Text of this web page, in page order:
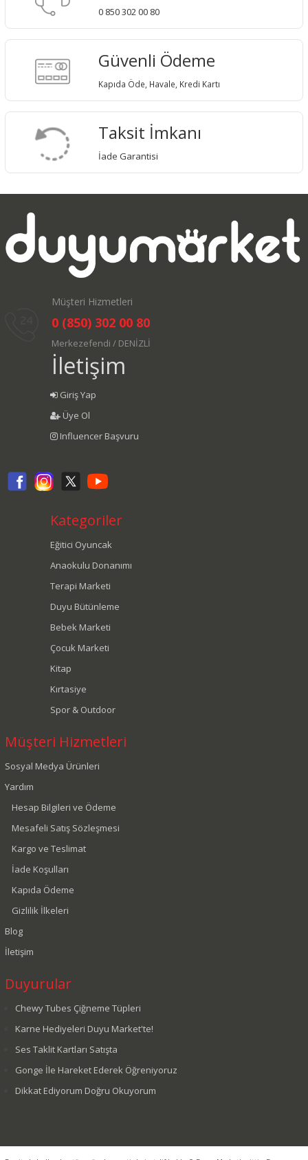
0 850 302 00 80
Güvenli Ödeme
Kapıda Öde, Havale, Kredi Kartı
Taksit İmkanı
İade Garantisi
Müşteri Hizmetleri
0 (850) 302 00 80
Merkezefendi / DENİZLİ
İletişim
Giriş Yap
Üye Ol
Influencer Başvuru
Kategoriler
Eğitici Oyuncak
Anaokulu Donanımı
Terapi Marketi
Duyu Bütünleme
Bebek Marketi
Çocuk Marketi
Kitap
Kırtasiye
Spor & Outdoor
Müşteri Hizmetleri
Sosyal Medya Ürünleri
Yardım
Hesap Bilgileri ve Ödeme
Mesafeli Satış Sözleşmesi
Kargo ve Teslimat
İade Koşulları
Kapıda Ödeme
Gizlilik İlkeleri
Blog
İletişim
Duyurular
Chewy Tubes Çiğneme Tüpleri
Karne Hediyeleri Duyu Market'te!
Ses Taklit Kartları Satışta
Gonge İle Hareket Ederek Öğreniyoruz
Dikkat Ediyorum Doğru Okuyorum